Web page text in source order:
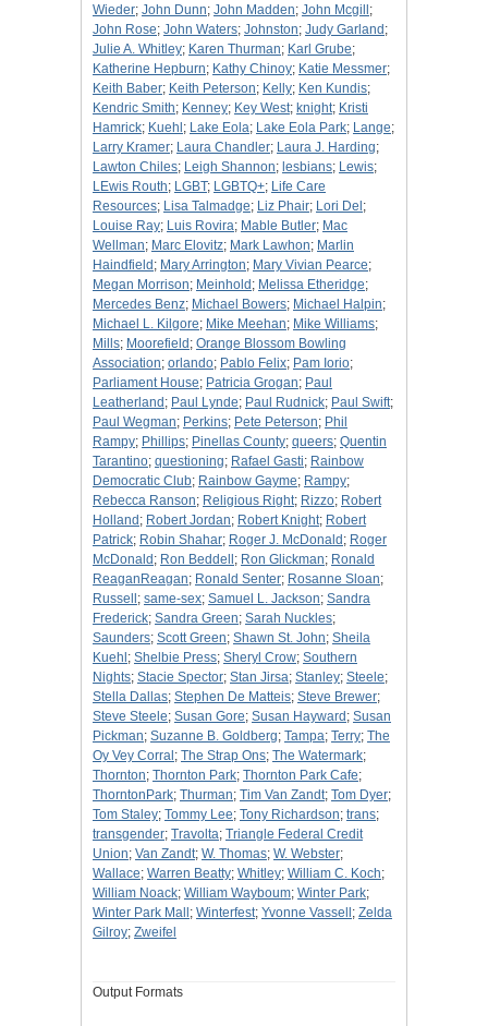
Wieder; John Dunn; John Madden; John Mcgill ;
John Rose; John Waters; Johnston; Judy Garland ;
Julie A. Whitley; Karen Thurman; Karl Grube;
Katherine Hepburn; Kathy Chinoy; Katie Messmer;
Keith Baber; Keith Peterson; Kelly; Ken Kundis;
Kendric Smith; Kenney; Key West; knight; Kristi
Hamrick; Kuehl ; Lake Eola; Lake Eola Park; Lange;
Larry Kramer; Laura Chandler; Laura J. Harding;
Lawton Chiles; Leigh Shannon; lesbians; Lewis;
LEwis Routh; LGBT; LGBTQ+; Life Care
Resources; Lisa Talmadge; Liz Phair; Lori Del ;
Louise Ray; Luis Rovira; Mable Butler; Mac
Wellman; Marc Elovitz; Mark Lawhon; Marlin
Haindfield ; Mary Arrington; Mary Vivian Pearce;
Megan Morrison; Meinhold ; Melissa Etheridge;
Mercedes Benz; Michael Bowers; Michael Halpin;
Michael L. Kilgore; Mike Meehan; Mike Williams;
Mills; Moorefield ; Orange Blossom Bowling
Association; orlando; Pablo Felix; Pam Iorio;
Parliament House; Patricia Grogan; Paul
Leatherland ; Paul Lynde; Paul Rudnick; Paul Swift;
Paul Wegman; Perkins; Pete Peterson; Phil
Rampy; Phillips; Pinellas County; queers; Quentin
Tarantino; questioning; Rafael Gasti; Rainbow
Democratic Club; Rainbow Gayme; Rampy;
Rebecca Ranson; Religious Right; Rizzo; Robert
Holland ; Robert Jordan; Robert Knight; Robert
Patrick; Robin Shahar; Roger J. McDonald ; Roger
McDonald ; Ron Beddell ; Ron Glickman; Ronald
ReaganReagan; Ronald Senter; Rosanne Sloan;
Russell ; same-sex; Samuel L. Jackson; Sandra
Frederick; Sandra Green; Sarah Nuckles;
Saunders; Scott Green; Shawn St. John; Sheila
Kuehl ; Shelbie Press; Sheryl Crow; Southern
Nights; Stacie Spector; Stan Jirsa; Stanley; Steele;
Stella Dallas; Stephen De Matteis; Steve Brewer;
Steve Steele; Susan Gore; Susan Hayward ; Susan
Pickman; Suzanne B. Goldberg; Tampa; Terry; The
Oy Vey Corral ; The Strap Ons; The Watermark;
Thornton; Thornton Park; Thornton Park Cafe;
ThorntonPark; Thurman; Tim Van Zandt; Tom Dyer;
Tom Staley; Tommy Lee; Tony Richardson; trans;
transgender; Travolta; Triangle Federal Credit
Union; Van Zandt; W. Thomas; W. Webster;
Wallace; Warren Beatty; Whitley; William C. Koch;
William Noack; William Wayboum; Winter Park;
Winter Park Mall ; Winterfest; Yvonne Vassell ; Zelda
Gilroy; Zweifel
Output Formats